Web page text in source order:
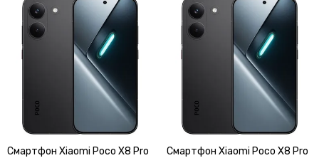
Смартфон Xiaomi Poco X8 Pro
Смартфон Xiaomi Poco X8 Pro